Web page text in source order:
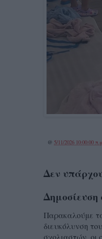
@ 5/11/2026 10:00:00
Δεν
Δημοσίευση
Παρακαλούμε
διευκόλυνση
σχολιαστών, οι